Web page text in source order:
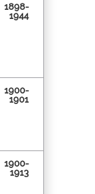
1898-
1944
1900-
1901
1900-
1913